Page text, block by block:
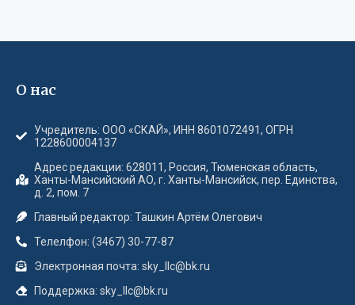
О нас
Учредитель: ООО «СКАЙ», ИНН 8601072491, ОГРН
1228600004137
Адрес редакции: 628011, Россия, Тюменская область,
Ханты-Мансийский АО, г. Ханты-Мансийск, пер. Единства,
д. 2, пом. 7
Главный редактор: Ташкин Артём Олегович
Телелфон: (3467) 30-77-87
Электронная почта: sky_llc@bk.ru
Поддержка: sky_llc@bk.ru